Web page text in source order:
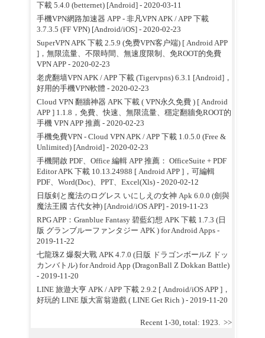
下載 5.4.0 (betternet) [Android]- 2020-03-11
手機VPN網路加速器 APP - 非凡VPN APK / APP 下載
3.7.3.5 (FF VPN) [Android/iOS]- 2020-02-23
SuperVPN APK 下載 2.5.9 (免费VPN客户端) [ Android APP
]，無限流量、不限時間、無速度限制、免ROOT的免費
VPN APP- 2020-02-23
老虎翻墙VPN APK / APP 下載 (Tigervpns) 6.3.1 [Android]，
好用的手機VPN軟體 - 2020-02-23
Cloud VPN 翻牆神器 APK 下載 ( VPN永久免費 ) [ Android
APP ] 1.1.8，免費、快速、無限流量、穩定翻牆免ROOT的
手機 VPN APP 推薦- 2020-02-23
手機免費VPN - Cloud VPN APK / APP 下載 1.0.5.0 (Free &
Unlimited) [Android]- 2020-02-23
手機開啟 PDF、Office 編輯 APP 推薦： OfficeSuite + PDF
Editor APK 下載 10.13.24988 [ Android APP ]，可編輯
PDF、Word(Doc)、PPT、Excel(Xls)- 2020-02-12
日版剣と魔法のログレス いにしえの女神 Apk 6.0.0 (劍與
魔法王國 古代女神) [Android/iOS APP]- 2019-11-23
RPG APP：Granblue Fantasy 碧藍幻想 APK 下載 1.7.3 (日
版 グランブルーファンタジー APK ) for Android Apps -
2019-11-22
七龍珠Z 爆裂大戰 APK 4.7.0 (日版 ドラゴンボールZ ドッ
カンバトル) for Android App (DragonBall Z Dokkan Battle)
- 2019-11-20
LINE 旅遊大亨 APK / APP 下載 2.9.2 [ Android/iOS APP ]，
好玩的 LINE 版大富翁遊戲 ( LINE Get Rich )- 2019-11-20
Recent 1-30, total: 1923. >>